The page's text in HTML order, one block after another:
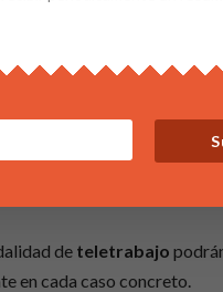
que tenga reconocidos
19
. Estos
de
de encontrarse a
de teletrabajo
en cada caso concreto.